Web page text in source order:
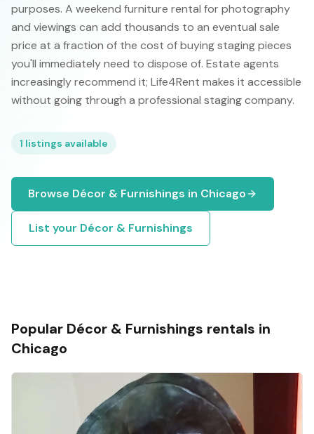
purposes. A weekend furniture rental for photography
and viewings can add thousands to an eventual sale
price at a fraction of the cost of buying staging pieces
you'll immediately need to dispose of. Estate agents
increasingly recommend it; Life4Rent makes it accessible
without going through a professional staging company.
1 listings available
Browse Décor & Furnishings in Chicago
List your Décor & Furnishings
Popular Décor & Furnishings rentals in
Chicago